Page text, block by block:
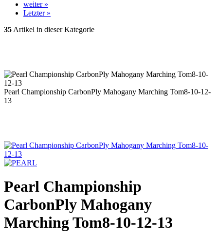
weiter »
Letzter »
35 Artikel in dieser Kategorie
Pearl Championship CarbonPly Mahogany Marching Tom8-10-12-
13
Pearl Championship
CarbonPly Mahogany
Marching Tom8-10-12-13